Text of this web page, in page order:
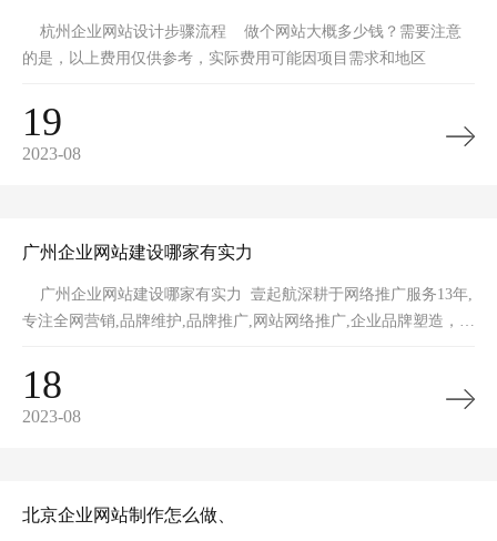
杭州企业网站设计步骤流程 做个网站大概多少钱？需要注意
的是，以上费用仅供参考，实际费用可能因项目需求和地区
19
2023-08
广州企业网站建设哪家有实力
广州企业网站建设哪家有实力 壹起航深耕于网络推广服务13年,
专注全网营销,品牌维护,品牌推广,网站网络推广,企业品牌塑造，一
18
2023-08
北京企业网站制作怎么做、